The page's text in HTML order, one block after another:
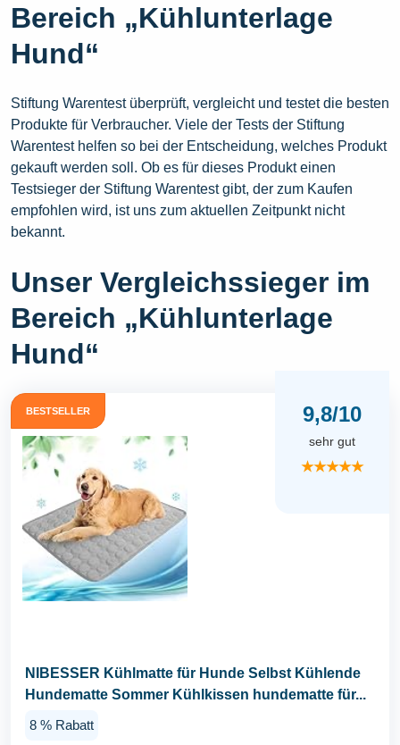
Bereich „Kühlunterlage
Hund“
Stiftung Warentest überprüft, vergleicht und testet die besten
Produkte für Verbraucher. Viele der Tests der Stiftung
Warentest helfen so bei der Entscheidung, welches Produkt
gekauft werden soll. Ob es für dieses Produkt einen
Testsieger der Stiftung Warentest gibt, der zum Kaufen
empfohlen wird, ist uns zum aktuellen Zeitpunkt nicht
bekannt.
Unser Vergleichssieger im
Bereich „Kühlunterlage
Hund“
BESTSELLER 9,8/10
sehr gut
★★★★★
NIBESSER Kühlmatte für Hunde Selbst Kühlende
Hundematte Sommer Kühlkissen hundematte für...
8 % Rabatt